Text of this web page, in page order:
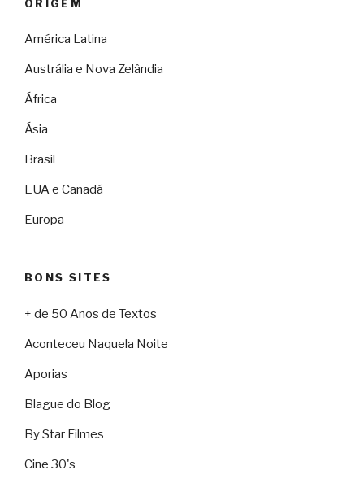
ORIGEM
América Latina
Austrália e Nova Zelândia
África
Ásia
Brasil
EUA e Canadá
Europa
BONS SITES
+ de 50 Anos de Textos
Aconteceu Naquela Noite
Aporias
Blague do Blog
By Star Filmes
Cine 30's